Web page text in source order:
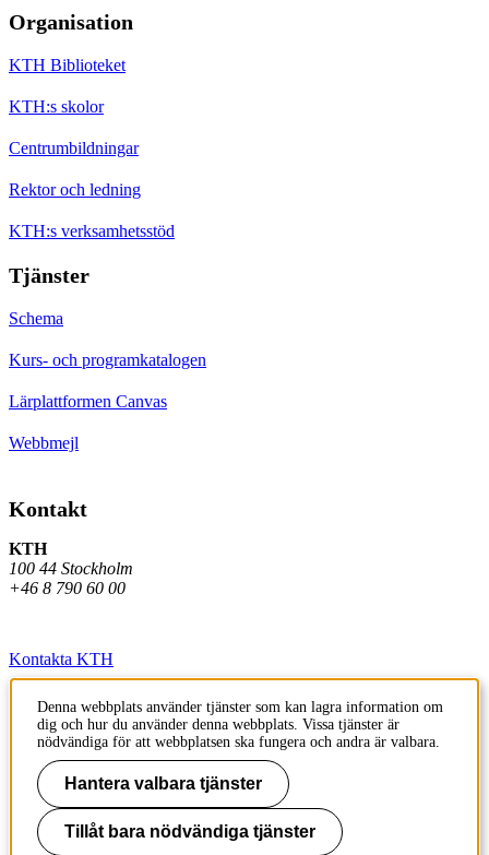
Organisation
KTH Biblioteket
KTH:s skolor
Centrumbildningar
Rektor och ledning
KTH:s verksamhetsstöd
Tjänster
Schema
Kurs- och programkatalogen
Lärplattformen Canvas
Webbmejl
Kontakt
KTH
100 44 Stockholm
+46 8 790 60 00
Kontakta KTH
Jobba på KTH
Press och media
Faktura och betalning KTH
Om KTH:s webbplatser
Denna webbplats använder tjänster som kan lagra information om
dig och hur du använder denna webbplats. Vissa tjänster är
nödvändiga för att webbplatsen ska fungera och andra är valbara.
Hantera valbara tjänster
Tillåt bara nödvändiga tjänster